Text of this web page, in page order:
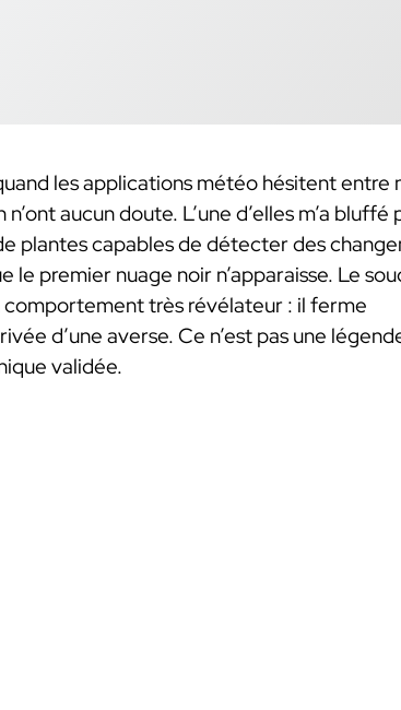
les applications météo hésitent entre
aucun doute. L’une d’elles m’a bluffé
plantes capables de détecter des
le premier nuage noir n’apparaisse. Le
comportement très révélateur : il ferme
d’une averse. Ce n’est pas une
validée.